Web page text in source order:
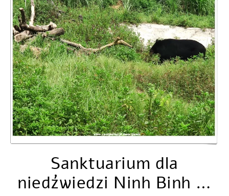
Sanktuarium dla
niedźwiedzi Ninh Binh …